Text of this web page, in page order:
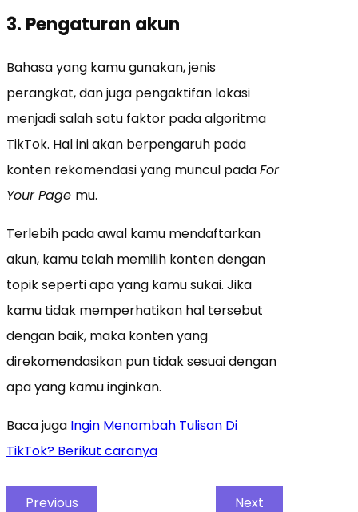
3. Pengaturan akun
Bahasa yang kamu gunakan, jenis
perangkat, dan juga pengaktifan lokasi
menjadi salah satu faktor pada algoritma
TikTok. Hal ini akan berpengaruh pada
konten rekomendasi yang muncul padaFor
Your Page mu.
Terlebih pada awal kamu mendaftarkan
akun, kamu telah memilih konten dengan
topik seperti apa yang kamu sukai. Jika
kamu tidak memperhatikan hal tersebut
dengan baik, maka konten yang
direkomendasikan pun tidak sesuai dengan
apa yang kamu inginkan.
Baca juga Ingin Menambah Tulisan Di
TikTok? Berikut caranya
Previous Next